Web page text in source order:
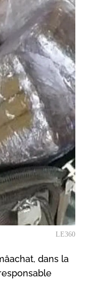
LE360
dans la